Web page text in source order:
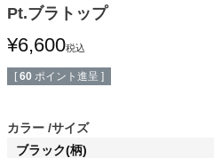
Pt.ブラトップ
¥6,600税込
[ 60 ポイント進呈 ]
カラー サイズ
ブラック(柄)